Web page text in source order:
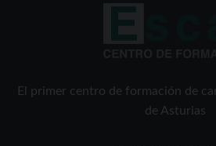
El primer centro de formación de
de Asturias